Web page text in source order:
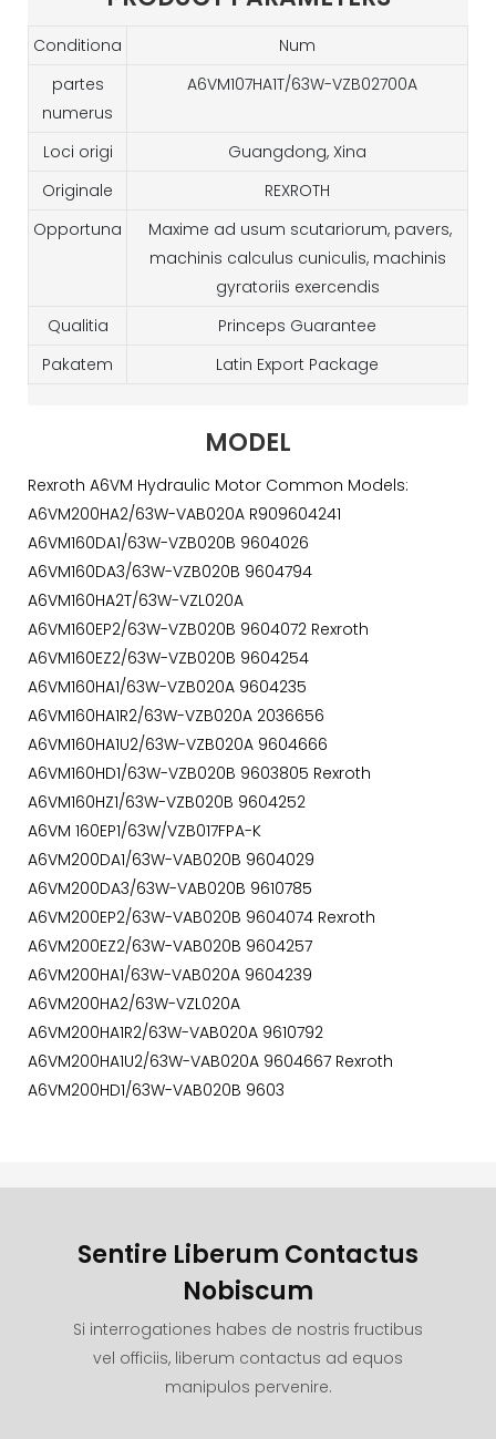
Conditiona
Num
partes
numerus
A6VM107HA1T/63W-VZB02700A
Loci origi
Guangdong, Xina
Originale
REXROTH
Opportuna
Maxime ad usum scutariorum, pavers,
machinis calculus cuniculis, machinis
gyratoriis exercendis
Qualitia
Princeps Guarantee
Pakatem
Latin Export Package
MODEL
Rexroth A6VM Hydraulic Motor Common Models:
A6VM200HA2/63W-VAB020A R909604241
A6VM160DA1/63W-VZB020B 9604026
A6VM160DA3/63W-VZB020B 9604794
A6VM160HA2T/63W-VZL020A
A6VM160EP2/63W-VZB020B 9604072 Rexroth
A6VM160EZ2/63W-VZB020B 9604254
A6VM160HA1/63W-VZB020A 9604235
A6VM160HA1R2/63W-VZB020A 2036656
A6VM160HA1U2/63W-VZB020A 9604666
A6VM160HD1/63W-VZB020B 9603805 Rexroth
A6VM160HZ1/63W-VZB020B 9604252
A6VM 160EP1/63W/VZB017FPA-K
A6VM200DA1/63W-VAB020B 9604029
A6VM200DA3/63W-VAB020B 9610785
A6VM200EP2/63W-VAB020B 9604074 Rexroth
A6VM200EZ2/63W-VAB020B 9604257
A6VM200HA1/63W-VAB020A 9604239
A6VM200HA2/63W-VZL020A
A6VM200HA1R2/63W-VAB020A 9610792
A6VM200HA1U2/63W-VAB020A 9604667 Rexroth
A6VM200HD1/63W-VAB020B 9603
Sentire Liberum Contactus
Nobiscum
Si interrogationes habes de nostris fructibus
vel officiis, liberum contactus ad equos
manipulos pervenire.